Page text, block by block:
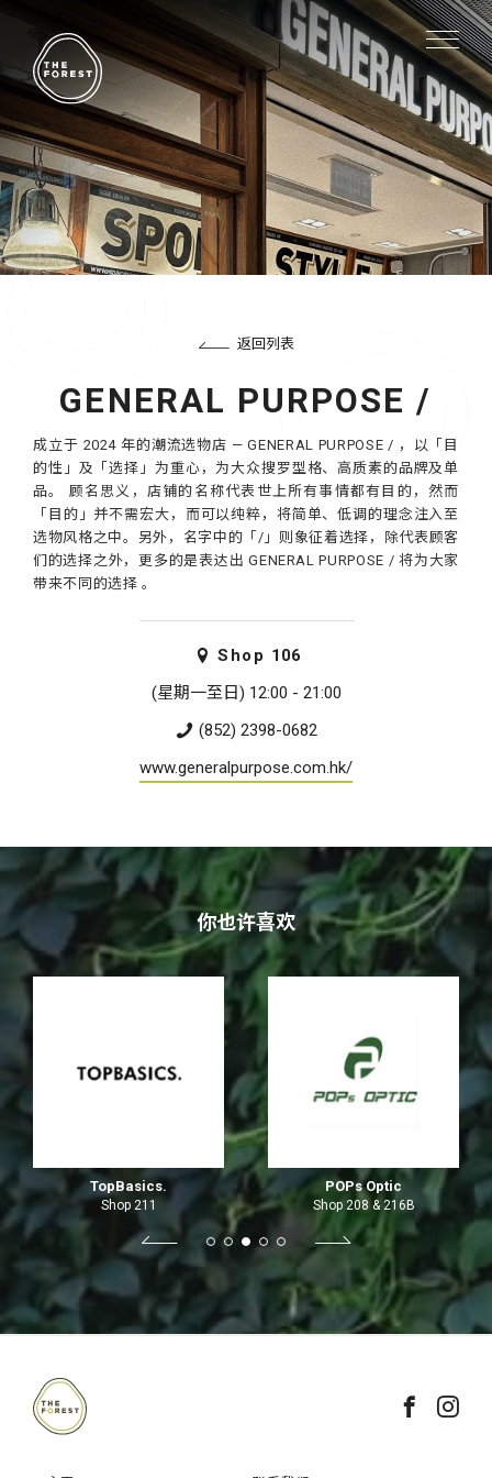
返回列表
GENERAL PURPOSE /
成立于 2024 年的潮流选物店 — GENERAL PURPOSE / ，以「目
的性」及「选择」为重心，为大众搜罗型格、高质素的品牌及单
品。 顾名思义，店铺的名称代表世上所有事情都有目的，然而
「目的」并不需宏大，而可以纯粹，将简单、低调的理念注入至
选物风格之中。另外，名字中的「/」则象征着选择，除代表顾客
们的选择之外，更多的是表达出 GENERAL PURPOSE / 将为大家
带来不同的选择 。
Shop 106
(星期一至日) 12:00 - 21:00
(852) 2398-0682
www.generalpurpose.com.hk/
你也许喜欢
TopBasics.
Shop 211
POPs Optic
Shop 208 & 216B